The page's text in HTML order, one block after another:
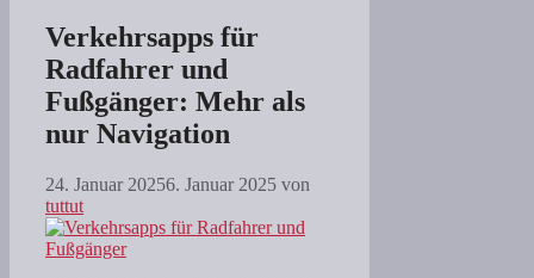
Verkehrsapps für
Radfahrer und
Fußgänger: Mehr als
nur Navigation
24. Januar 20256. Januar 2025 von
tuttut